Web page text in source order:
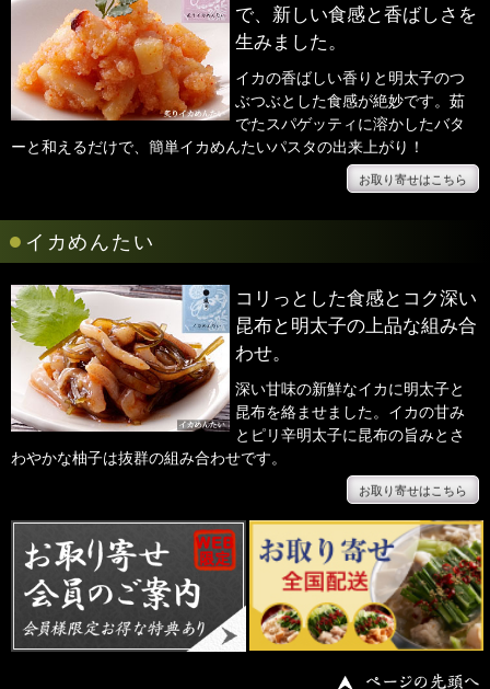
で、新しい食感と香ばしさを
生みました。
イカの香ばしい香りと明太子のつ
ぶつぶとした食感が絶妙です。茹
でたスパゲッティに溶かしたバタ
ーと和えるだけで、簡単イカめんたいパスタの出来上がり！
お取り寄せはこちら
● イカめんたい
コリっとした食感とコク深い
昆布と明太子の上品な組み合
わせ。
深い甘味の新鮮なイカに明太子と
昆布を絡ませました。イカの甘み
とピリ辛明太子に昆布の旨みとさ
わやかな柚子は抜群の組み合わせです。
お取り寄せはこちら